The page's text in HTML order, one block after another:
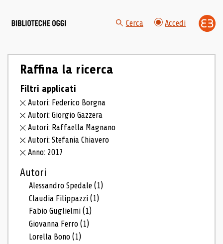
Cerca Accedi
Raffina la ricerca
Filtri applicati
Autori: Federico Borgna
Autori: Giorgio Gazzera
Autori: Raffaella Magnano
Autori: Stefania Chiavero
Anno: 2017
Autori
Alessandro Spedale(1)
Claudia Filippazzi(1)
Fabio Guglielmi(1)
Giovanna Ferro(1)
Lorella Bono(1)